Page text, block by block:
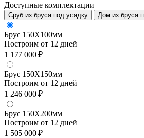
Доступные комплектации
Сруб из бруса под усадку Дом из бруса
Брус 150Х100мм
Построим от 12 дней
1 177 000 ₽
Брус 150Х150мм
Построим от 12 дней
1 246 000 ₽
Брус 150Х200мм
Построим от 12 дней
1 505 000 ₽